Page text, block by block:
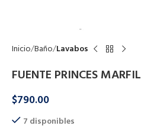
Inicio Baño Lavabos
FUENTE PRINCES MARFIL
$790.00
7 disponibles